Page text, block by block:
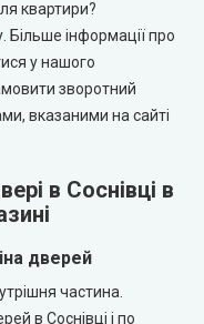
квартири?
Більше інформації про
у нашого
зворотний
вказаними на сайті
в Соснівці в
дверей
частина.
в Соснівці і по